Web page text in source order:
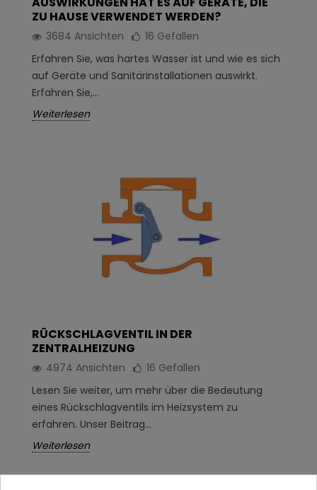
ZU HAUSE VERWENDET WERDEN?
3684 Ansichten 16 Gefallen
Erfahren Sie, was hartes Wasser ist und wie es sich
auf Geräte und Sanitärinstallationen auswirkt.
Erfahren Sie,...
Weiterlesen
RÜCKSCHLAGVENTIL IN DER
ZENTRALHEIZUNG
4974 Ansichten 16 Gefallen
Lesen Sie weiter, um mehr über die Bedeutung
eines Rückschlagventils im Heizsystem zu
erfahren. Unser Beitrag...
Weiterlesen